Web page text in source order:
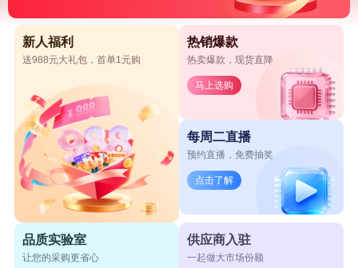
新人福利
送988元大礼包，首单1元购
热销爆款
热卖爆款，现货直降
马上选购
每周二直播
预约直播，免费抽奖
点击了解
品质实验室
让您的采购更省心
供应商入驻
一起做大市场份额